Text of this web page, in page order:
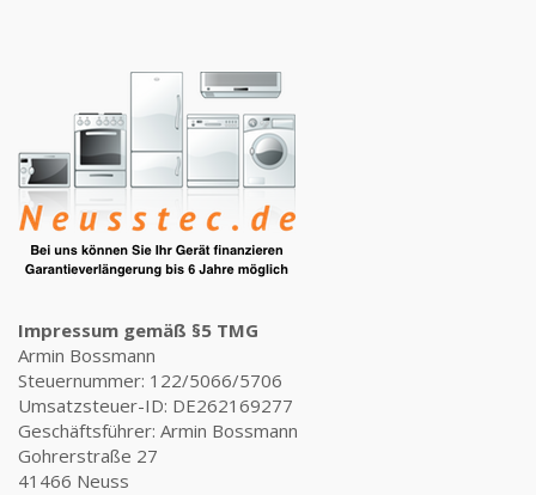
Impressum gemäß §5 TMG
Armin Bossmann
Steuernummer: 122/5066/5706
Umsatzsteuer-ID: DE262169277
Geschäftsführer: Armin Bossmann
Gohrerstraße 27
41466 Neuss